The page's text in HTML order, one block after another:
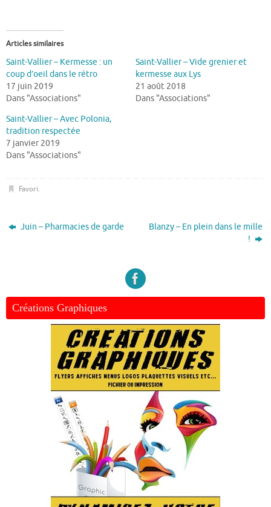
Articles similaires
Saint-Vallier – Kermesse : un
coup d’oeil dans le rétro
17 juin 2019
Dans "Associations"
Saint-Vallier – Vide grenier et
kermesse aux Lys
21 août 2018
Dans "Associations"
Saint-Vallier – Avec Polonia,
tradition respectée
7 janvier 2019
Dans "Associations"
Favori.
Juin – Pharmacies de garde
Blanzy – En plein dans le mille
!
Créations Graphiques